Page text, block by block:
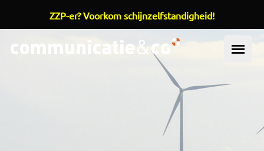
Overslaan en naar de inhoud gaan
ZZP-er? Voorkom schijnzelfstandigheid!